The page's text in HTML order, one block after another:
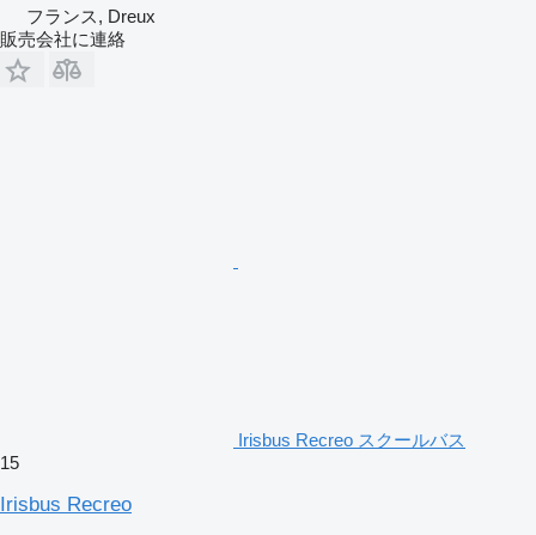
フランス, Dreux
販売会社に連絡
Irisbus Recreo スクールバス
15
Irisbus Recreo